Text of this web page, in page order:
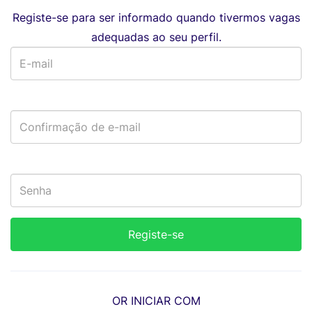
Registe-se para ser informado quando tivermos vagas
adequadas ao seu perfil.
OR INICIAR COM